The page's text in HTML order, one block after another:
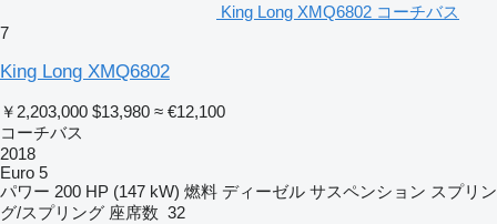
King Long XMQ6802 コーチバス
7
King Long XMQ6802
￥2,203,000 $13,980 ≈ €12,100
コーチバス
2018
Euro 5
パワー 200 HP (147 kW) 燃料 ディーゼル サスペンション スプリン
グ/スプリング 座席数 32